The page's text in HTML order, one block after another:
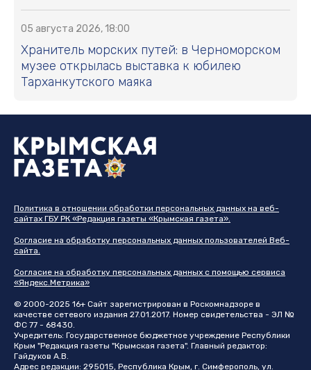
05 августа 2026, 18:00
Хранитель морских путей: в Черноморском
музее открылась выставка к юбилею
Тарханкутского маяка
Политика в отношении обработки персональных данных на веб-
сайтах ГБУ РК «Редакция газеты «Крымская газета».
Согласие на обработку персональных данных пользователей Веб-
сайта.
Согласие на обработку персональных данных с помощью сервиса
«Яндекс.Метрика»
© 2000-2025 16+ Сайт зарегистрирован в Роскомнадзоре в
качестве сетевого издания 27.01.2017. Номер свидетельства - ЭЛ №
ФС 77 - 68430.
Учредитель: Государственное бюджетное учреждение Республики
Крым "Редакция газеты "Крымская газета". Главный редактор:
Гайдуков А.В.
Адрес редакции: 295015, Республика Крым, г. Симферополь, ул.